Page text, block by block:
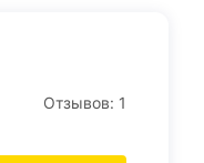
Отзывов: 1